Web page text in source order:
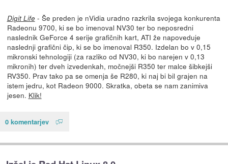
Digit Life- Še preden je nVidia uradno razkrila svojega konkurenta
Radeonu 9700, ki se bo imenoval NV30 ter bo neposredni
naslednik GeForce 4 serije grafičnih kart, ATI že napoveduje
naslednji grafični čip, ki se bo imenoval R350. Izdelan bo v 0,15
mikronski tehnologiji (za razliko od NV30, ki bo narejen v 0,13
mikronih) ter dveh izvedenkah, močnejši R350 ter malce šibkejši
RV350. Prav tako pa se omenja še R280, ki naj bi bil grajen na
istem jedru, kot Radeon 9000. Skratka, obeta se nam zanimiva
jesen. Klik!
0 komentarjev